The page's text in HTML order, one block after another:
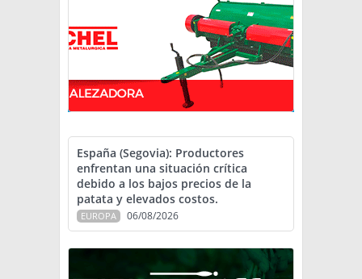
España (Segovia): Productores
enfrentan una situación crítica
debido a los bajos precios de la
patata y elevados costos.
EUROPA 06/08/2026